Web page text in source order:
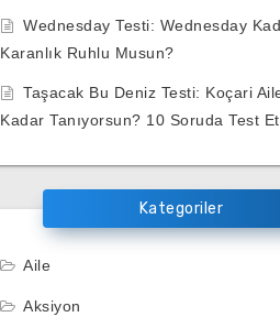
Wednesday Testi: Wednesday
Karanlık Ruhlu Musun?
Taşacak Bu Deniz Testi: Koçari
Kadar Tanıyorsun? 10 Soruda Test
Kategoriler
Aile
Aksiyon